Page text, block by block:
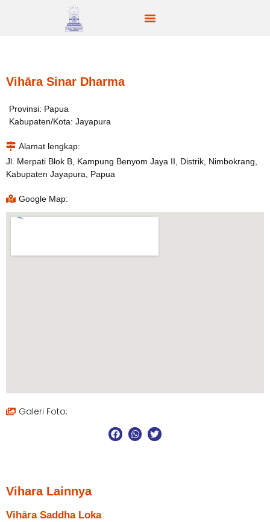
Vihāra Sinar Dharma
Provinsi: Papua
Kabupaten/Kota: Jayapura
Alamat lengkap:
Jl. Merpati Blok B, Kampung Benyom Jaya II, Distrik, Nimbokrang,
Kabupaten Jayapura, Papua
Google Map:
Galeri Foto:
Vihara Lainnya
Vihāra Saddha Loka